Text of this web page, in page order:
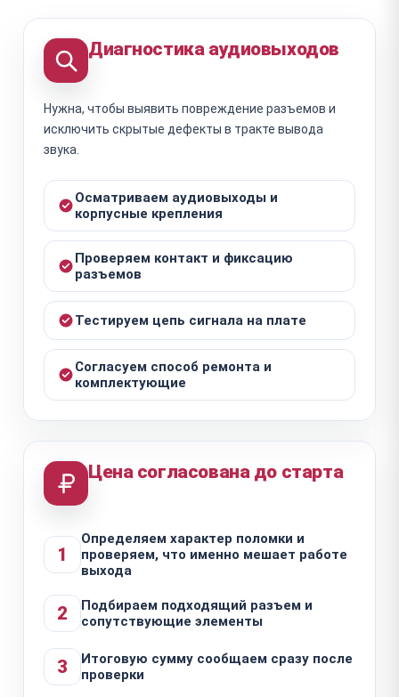
Диагностика аудиовыходов
Нужна, чтобы выявить повреждение разъемов и
исключить скрытые дефекты в тракте вывода
звука.
Осматриваем аудиовыходы и
корпусные крепления
Проверяем контакт и фиксацию
разъемов
Тестируем цепь сигнала на плате
Согласуем способ ремонта и
комплектующие
Цена согласована до старта
1
Определяем характер поломки и
проверяем, что именно мешает работе
выхода
2
Подбираем подходящий разъем и
сопутствующие элементы
3
Итоговую сумму сообщаем сразу после
проверки